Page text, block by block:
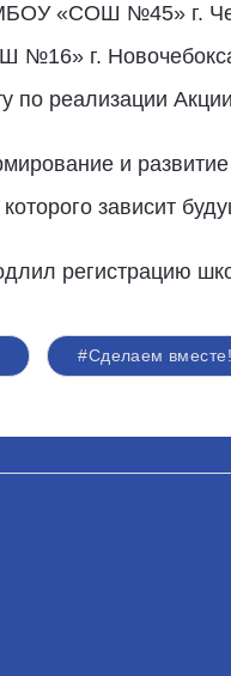
«СОШ №45» г.
г.
по реализации
и развитие
зависит
регистрацию
#Сделаем вместе!